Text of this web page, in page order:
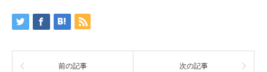
前の記事 次の記事